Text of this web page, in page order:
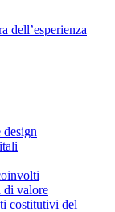
dell’esperienza
design
di valore
costitutivi del